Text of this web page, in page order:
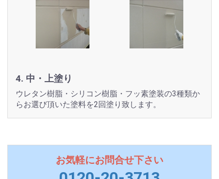
4. 中・上塗り
ウレタン樹脂・シリコン樹脂・フッ素塗装の3種類か
らお選び頂いた塗料を2回塗り致します。
お気軽にお問合せ下さい